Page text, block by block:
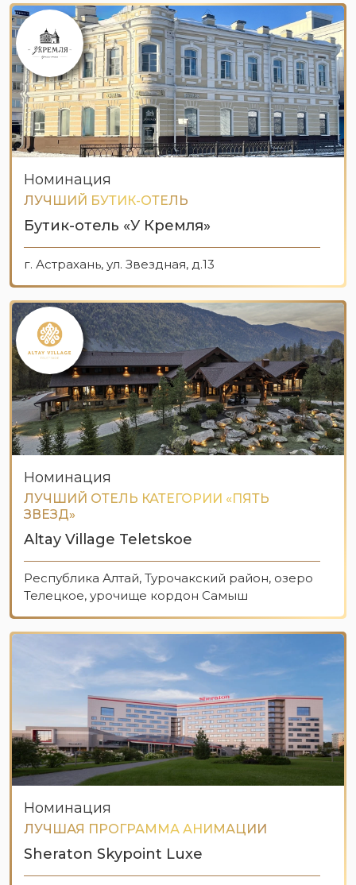
Номинация
ЛУЧШИЙ БУТИК-ОТЕЛЬ
Бутик-отель «У Кремля»
г. Астрахань, ул. Звездная, д.13
Номинация
ЛУЧШИЙ ОТЕЛЬ КАТЕГОРИИ «ПЯТЬ
ЗВЕЗД»
Altay Village Teletskoe
Республика Алтай, Турочакский район, озеро
Телецкое, урочище кордон Самыш
Номинация
ЛУЧШАЯ ПРОГРАММА АНИМАЦИИ
Sheraton Skypoint Luxe